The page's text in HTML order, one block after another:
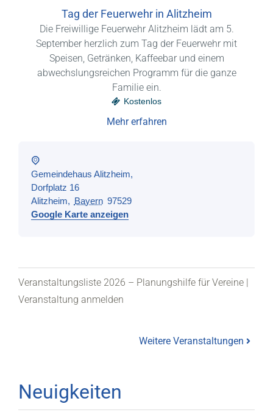
Tag der Feuerwehr in Alitzheim
Die Freiwillige Feuerwehr Alitzheim lädt am 5.
September herzlich zum Tag der Feuerwehr mit
Speisen, Getränken, Kaffeebar und einem
abwechslungsreichen Programm für die ganze
Familie ein.
Kostenlos
Mehr erfahren
Gemeindehaus Alitzheim,
Dorfplatz 16
Alitzheim, Bayern 97529
Google Karte anzeigen
Veranstaltungsliste 2026 – Planungshilfe für Vereine|
Veranstaltung anmelden
Weitere Veranstaltungen
Neuigkeiten